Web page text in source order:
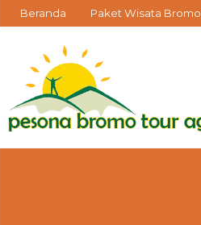
Beranda Paket Wisata Bromo